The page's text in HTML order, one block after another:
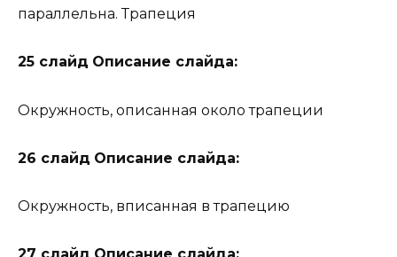
параллельна. Трапеция
25 слайд Описание слайда:
Окружность, описанная около трапеции
26 слайд Описание слайда:
Окружность, вписанная в трапецию